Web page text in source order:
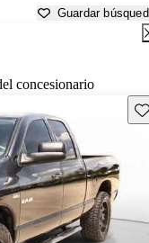
Guardar
concesionario